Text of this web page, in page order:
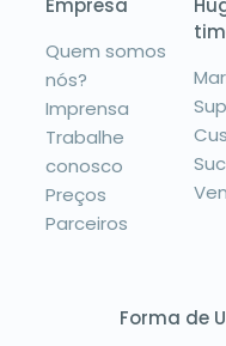
Empresa
Quem somos
nós?
Imprensa
Trabalhe
conosco
Preços
Parceiros
Forma de